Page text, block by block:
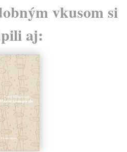
vkusom si
aj: